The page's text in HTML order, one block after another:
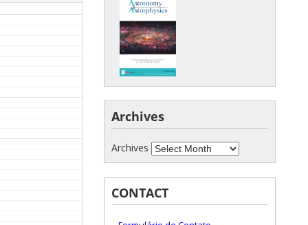
Archives
Archives
CONTACT